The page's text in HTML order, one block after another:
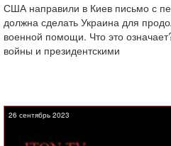
США направили в Киев письмо с
должна сделать Украина для
военной помощи. Что это
войны и президентскими
26 сентябрь 2023